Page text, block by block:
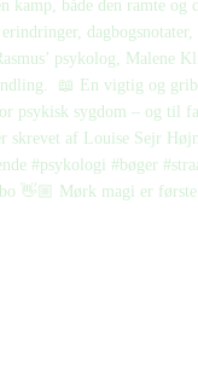
👋🏼 Mørk magi er første